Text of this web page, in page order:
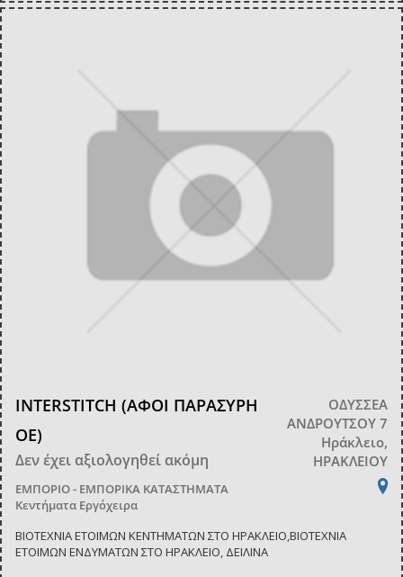
INTERSTITCH (ΑΦΟΙ ΠΑΡΑΣΥΡΗ
ΟΕ)
Δεν έχει αξιολογηθεί ακόμη
ΕΜΠΟΡΙΟ - ΕΜΠΟΡΙΚΑ ΚΑΤΑΣΤΗΜΑΤΑ
Κεντήματα Εργόχειρα
ΟΔΥΣΣΕΑ
ΑΝΔΡΟΥΤΣΟΥ 7
Ηράκλειο,
ΗΡΑΚΛΕΙΟΥ
ΒΙΟΤΕΧΝΙΑ ΕΤΟΙΜΩΝ ΚΕΝΤΗΜΑΤΩΝ ΣΤΟ ΗΡΑΚΛΕΙΟ,ΒΙΟΤΕΧΝΙΑ
ΕΤΟΙΜΩΝ ΕΝΔΥΜΑΤΩΝ ΣΤΟ ΗΡΑΚΛΕΙΟ, ΔΕΙΛΙΝΑ